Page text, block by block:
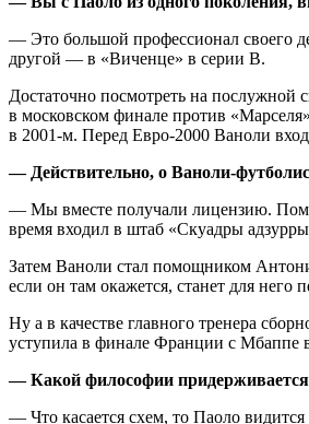
— Это большой профессионал своего
другой — в «Виченце» в серии В.
Достаточно посмотреть на послужной
в московском финале против
в 2001-м. Перед Евро-2000 Ваноли
— Действительно, о Ваноли-
— Мы вместе получали лицензию.
время входил в штаб «Скуадры
Затем Ваноли стал помощником
если он там окажется, станет для
Ну а в качестве главного тренера
уступила в финале Франции с Мбаппе в
— Какой философии
— Что касается схем, то Паоло